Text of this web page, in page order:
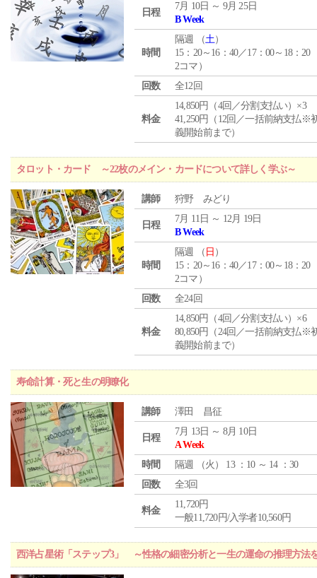
日程
7月 10日 ～ 9月 25日
B Week
時間
隔週 （土）
15：20～16：40／17：00～18：20
2コマ）
回数
全12回
料金
14,850円（4回／分割支払い）×3
41,250円（12回／一括前納支払※
義開始前まで）
タロット・カード ～22枚のメイン・カードについて詳しく学ぶ～
講師 狩野 みどり
日程
7月 11日 ～ 12月 19日
B Week
時間
隔週 （ 日 ）
15：20～16：40／17：00～18：20
2コマ）
回数
全24回
料金
14,850円（4回／分割支払い）×6
80,850円（24回／一括前納支払※
義開始前まで）
寿命計算・死と生の明瞭化
講師 澤田 昌征
日程
7月 13日 ～ 8月 10日
A Week
時間
隔週 （火 ） 13 ：10 ～ 14 ：30
回数
全3回
料金
11,720円
一般11,720円/入学者10,560円
西洋占星術「ステップ3」 ～性格の細密分析と一生の運命の推理方法